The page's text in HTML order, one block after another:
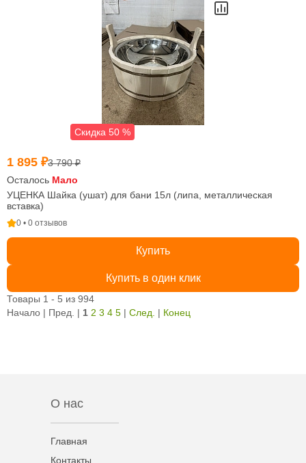
Скидка 50 %
1 895 ₽3 790 ₽
Осталось Мало
УЦЕНКА Шайка (ушат) для бани 15л (липа, металлическая
вставка)
0 • 0 отзывов
Купить
Купить в один клик
Товары 1 - 5 из 994
Начало | Пред. | 1 2 3 4 5 | След. | Конец
О нас
Главная
Контакты